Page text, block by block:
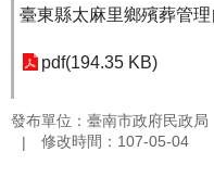
臺東縣太麻里鄉殯葬管理
pdf(194.35 KB)
發布單位：臺南市政府民政局
修改時間：107-05-04